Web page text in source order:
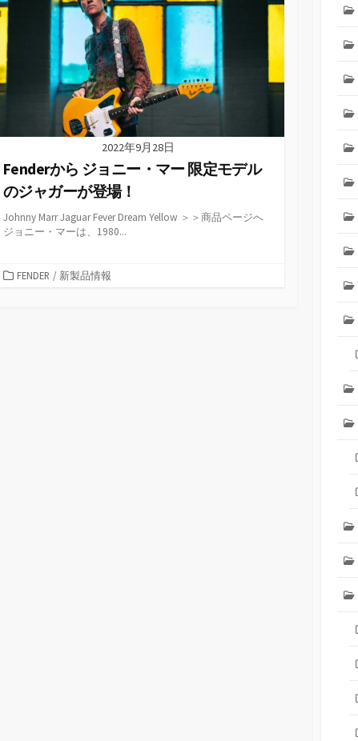
2022年9月28日
Fenderから ジョニー・マー 限定モデル
のジャガーが登場！
Johnny Marr Jaguar Fever Dream Yellow ＞＞商品ページへ
ジョニー・マーは、1980...
カFENDER / 新製品情報